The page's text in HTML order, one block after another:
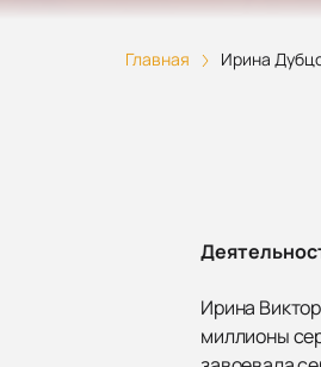
Главная Ирина
Ирина
миллионы